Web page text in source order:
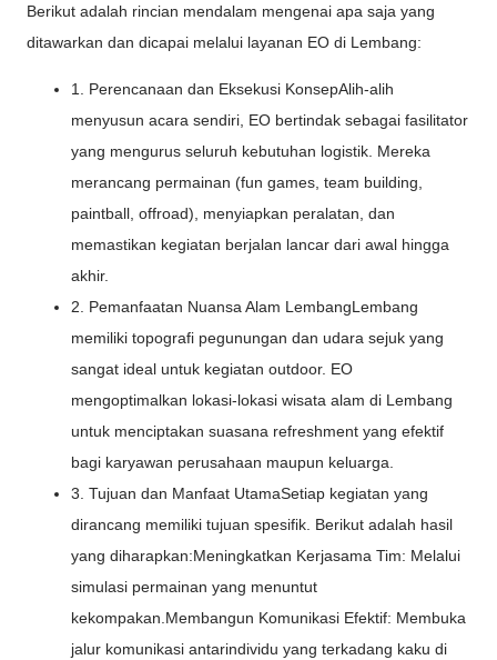
Berikut adalah rincian mendalam mengenai apa saja yang
ditawarkan dan dicapai melalui layanan EO di Lembang:
1. Perencanaan dan Eksekusi KonsepAlih-alih
menyusun acara sendiri, EO bertindak sebagai fasilitator
yang mengurus seluruh kebutuhan logistik. Mereka
merancang permainan (fun games, team building,
paintball, offroad), menyiapkan peralatan, dan
memastikan kegiatan berjalan lancar dari awal hingga
akhir.
2. Pemanfaatan Nuansa Alam LembangLembang
memiliki topografi pegunungan dan udara sejuk yang
sangat ideal untuk kegiatan outdoor. EO
mengoptimalkan lokasi-lokasi wisata alam di Lembang
untuk menciptakan suasana refreshment yang efektif
bagi karyawan perusahaan maupun keluarga.
3. Tujuan dan Manfaat UtamaSetiap kegiatan yang
dirancang memiliki tujuan spesifik. Berikut adalah hasil
yang diharapkan:Meningkatkan Kerjasama Tim: Melalui
simulasi permainan yang menuntut
kekompakan.Membangun Komunikasi Efektif: Membuka
jalur komunikasi antarindividu yang terkadang kaku di